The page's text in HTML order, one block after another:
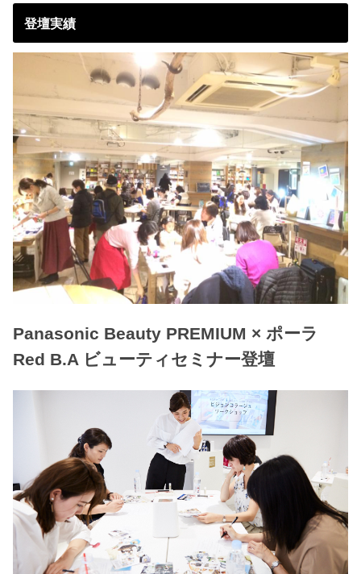
登壇実績
Panasonic Beauty PREMIUM × ポーラ
Red B.A ビューティセミナー登壇